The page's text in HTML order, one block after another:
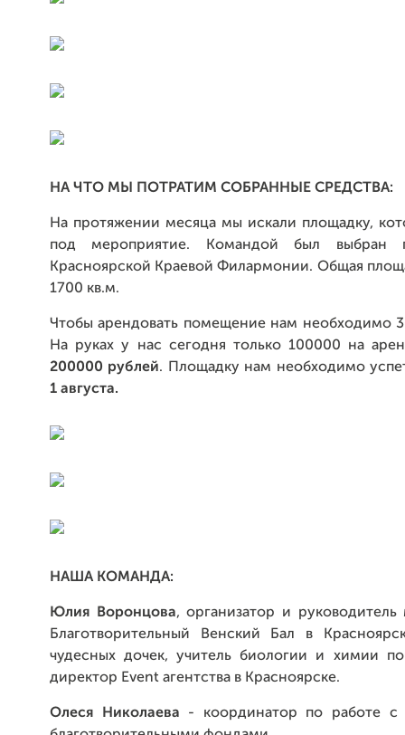
НА ЧТО МЫ ПОТРАТИМ СОБРАННЫЕ СРЕДСТВА:
На протяжении месяца мы искали площадку,
под мероприятие. Командой был выбран
Красноярской Краевой Филармонии. Общая
1700 кв.м.
Чтобы арендовать помещение нам необходимо
На руках у нас сегодня только 100000 на
200000 рублей. Площадку нам необходимо
1 августа.
НАША КОМАНДА:
Юлия Воронцова, организатор и
Благотворительный Венский Бал в
чудесных дочек, учитель биологии и химии
директор Event агентства в Красноярске.
Олеся Николаева - координатор по работе с